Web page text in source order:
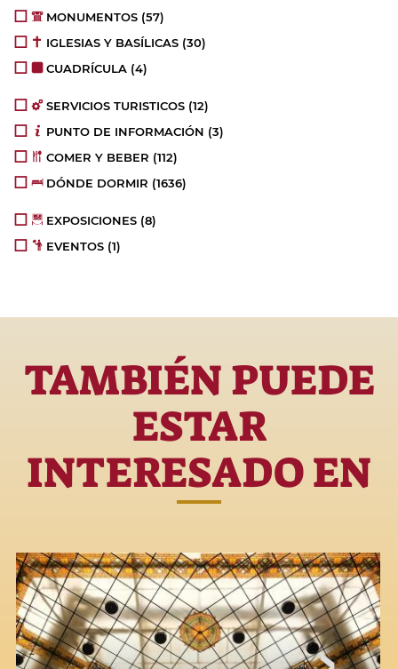
MONUMENTOS (57)
IGLESIAS Y BASÍLICAS (30)
CUADRÍCULA (4)
SERVICIOS TURISTICOS (12)
PUNTO DE INFORMACIÓN (3)
COMER Y BEBER (112)
DÓNDE DORMIR (1636)
EXPOSICIONES (8)
EVENTOS (1)
TAMBIÉN PUEDE
ESTAR
INTERESADO EN